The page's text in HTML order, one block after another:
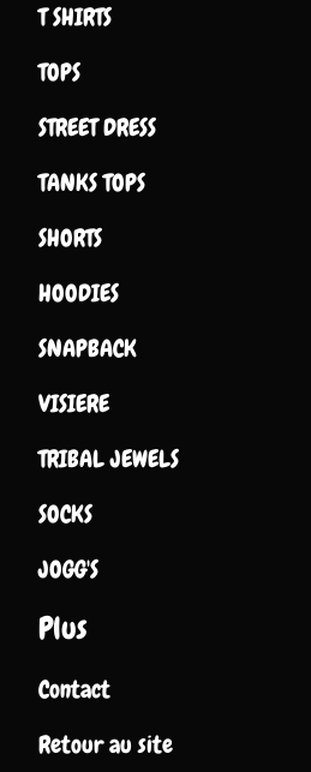
T SHIRTS
TOPS
STREET DRESS
TANKS TOPS
SHORTS
HOODIES
SNAPBACK
VISIERE
TRIBAL JEWELS
SOCKS
JOGG'S
Plus
Contact
Retour au site